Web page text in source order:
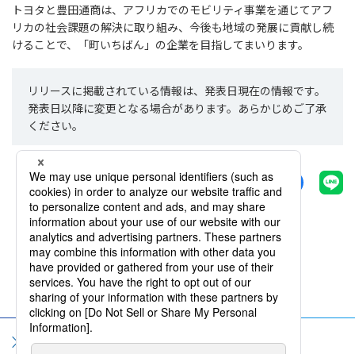
トヨタと豊田通商は、アフリカでのモビリティ事業を通じてアフ
リカの社会課題の解決に取り組み、今後も地域の発展に貢献し続
けることで、「町いちばん」の企業を目指してまいります。
リリースに掲載されている情報は、発表日現在の情報です。
発表日以降に変更となる場合があります。あらかじめご了承
ください。
シェアする
一覧へ戻る
サイトマップ サイト利用規約
個人情報保護方針